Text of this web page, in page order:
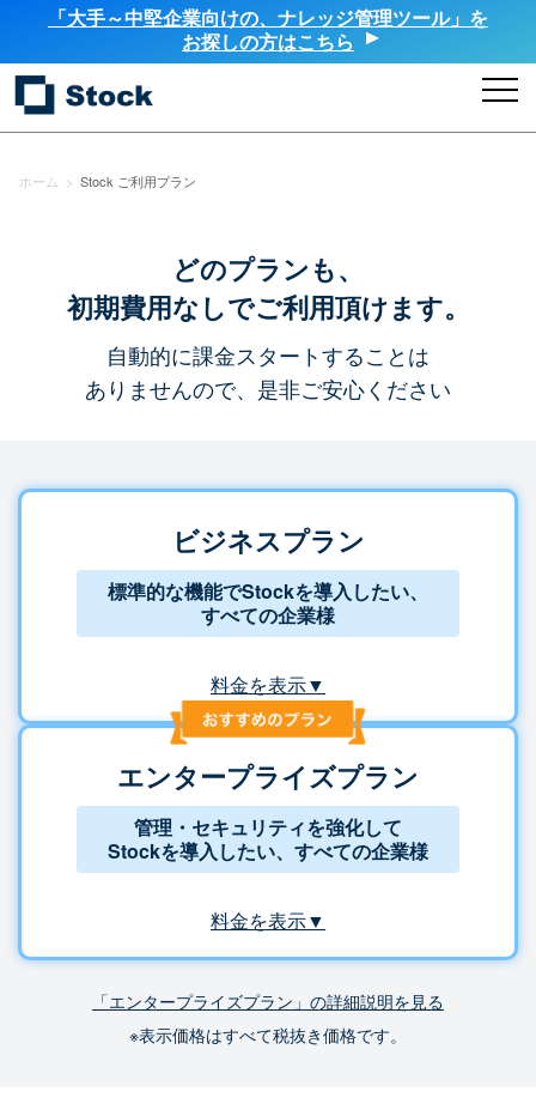
「大手～中堅企業向けの、ナレッジ管理ツール」を
お探しの方はこちら
ホーム > Stock ご利用プラン
どのプランも、
初期費用なしでご利用頂けます。
自動的に課金スタートすることは
ありませんので、是非ご安心ください
ビジネスプラン
標準的な機能でStockを導入したい、
すべての企業様
料金を表示▼
エンタープライズプラン
管理・セキュリティを強化して
Stockを導入したい、すべての企業様
料金を表示▼
「エンタープライズプラン」の詳細説明を見る
※表示価格はすべて税抜き価格です。